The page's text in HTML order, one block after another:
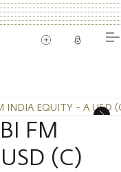
INDIA EQUITY - A USD
FM
(C)